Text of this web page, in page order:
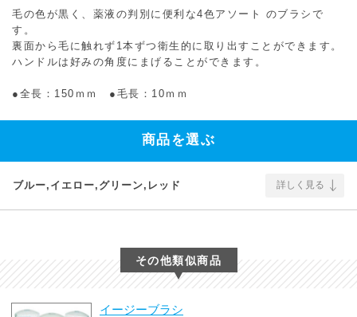
毛の色が黒く、薬液の判別に便利な4色アソート のブラシで
す。
裏面から毛に触れず1本ずつ衛生的に取り出すことができます。
ハンドルは好みの角度にまげることができます。
●全長：150ｍｍ ●毛長：10ｍｍ
商品を選ぶ
ブルー,イエロー,グリーン,レッド 詳しく見る
その他類似商品
イージーブラシ